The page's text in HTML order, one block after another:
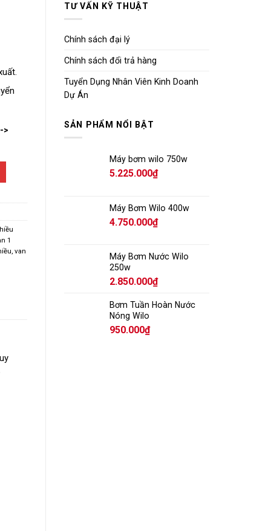
TƯ VẤN KỸ THUẬT
Chính sách đại lý
Chính sách đổi trả hàng
Tuyển Dụng Nhân Viên Kinh Doanh
Dự Án
SẢN PHẨM NỔI BẬT
Máy bơm wilo 750w
5.225.000₫
Máy Bơm Wilo 400w
4.750.000₫
Máy Bơm Nước Wilo
250w
2.850.000₫
Bơm Tuần Hoàn Nước
Nóng Wilo
950.000₫
>
1
,van